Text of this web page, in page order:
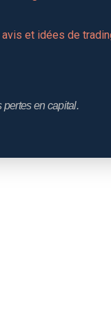
et idées de
pertes en capital.